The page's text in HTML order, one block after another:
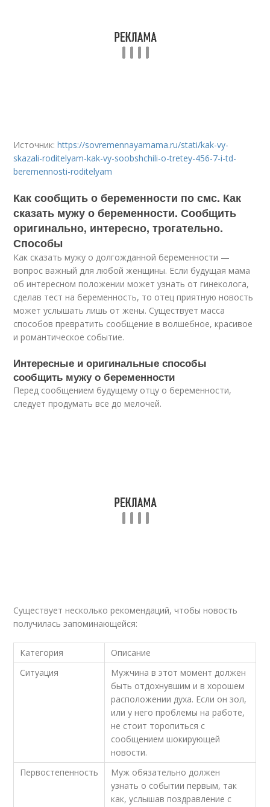
Источник:https://sovremennayamama.ru/stati/kak-vy-
skazali-roditelyam-kak-vy-soobshchili-o-tretey-456-7-i-td-
beremennosti-roditelyam
Как сообщить о беременности по смс. Как
сказать мужу о беременности. Сообщить
оригинально, интересно, трогательно.
Способы
Как сказать мужу о долгожданной беременности —
вопрос важный для любой женщины. Если будущая мама
об интересном положении может узнать от гинеколога,
сделав тест на беременность, то отец приятную новость
может услышать лишь от жены. Существует масса
способов превратить сообщение в волшебное, красивое
и романтическое событие.
Интересные и оригинальные способы
сообщить мужу о беременности
Перед сообщением будущему отцу о беременности,
следует продумать все до мелочей.
Существует несколько рекомендаций, чтобы новость
получилась запоминающейся:
Категория
Описание
Ситуация
Мужчина в этот момент должен
быть отдохнувшим и в хорошем
расположении духа. Если он зол,
или у него проблемы на работе,
не стоит торопиться с
сообщением шокирующей
новости.
Первостепенность
Муж обязательно должен
узнать о событии первым, так
как, услышав поздравление с